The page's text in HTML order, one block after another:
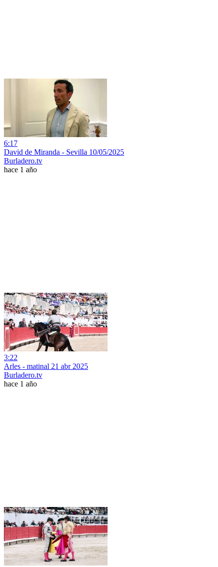
6:17
David de Miranda - Sevilla 10/05/2025
Burladero.tv
hace 1 año
3:22
Arles - matinal 21 abr 2025
Burladero.tv
hace 1 año